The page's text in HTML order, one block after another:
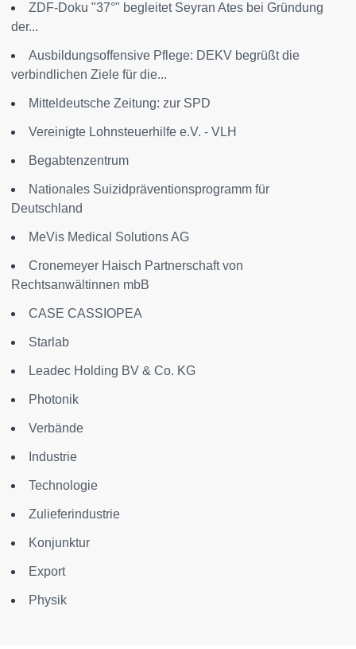
ZDF-Doku "37°" begleitet Seyran Ates bei Gründung
der...
Ausbildungsoffensive Pflege: DEKV begrüßt die
verbindlichen Ziele für die...
Mitteldeutsche Zeitung: zur SPD
Vereinigte Lohnsteuerhilfe e.V. - VLH
Begabtenzentrum
Nationales Suizidpräventionsprogramm für
Deutschland
MeVis Medical Solutions AG
Cronemeyer Haisch Partnerschaft von
Rechtsanwältinnen mbB
CASE CASSIOPEA
Starlab
Leadec Holding BV & Co. KG
Photonik
Verbände
Industrie
Technologie
Zulieferindustrie
Konjunktur
Export
Physik